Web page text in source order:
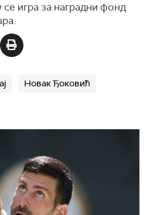
игра за наградни фонд
Новак Ђоковић